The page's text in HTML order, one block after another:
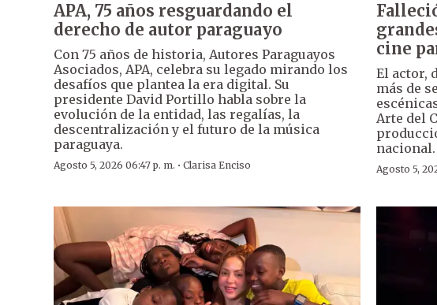
APA, 75 años resguardando el
derecho de autor paraguayo
Con 75 años de historia, Autores Paraguayos
Asociados, APA, celebra su legado mirando los
desafíos que plantea la era digital. Su
presidente David Portillo habla sobre la
evolución de la entidad, las regalías, la
descentralización y el futuro de la música
paraguaya.
Agosto 5, 2026 06:47 p. m. · Clarisa Enciso
cine
El actor,
más de
Arte del
nacional.
Agosto 5,